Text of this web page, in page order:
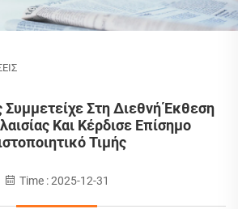
Συμμετείχε Στη Διεθνή Έκθεση
Και Κέρδισε Επίσημο
Τιμής
Time : 2025-12-31